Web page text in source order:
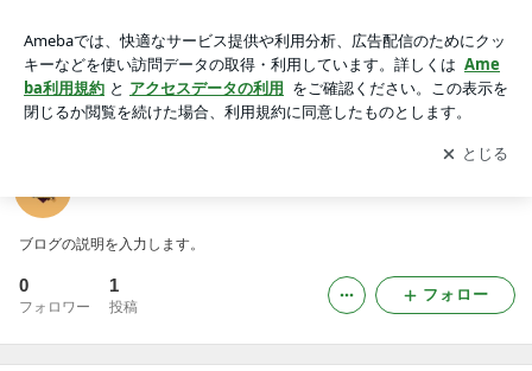
アプリをダウンロードして ブログの更新通知
を受け取りまし
ょう。
開く
ブログの説明を入力します。
0
フォロワー
1
投稿
フォロー